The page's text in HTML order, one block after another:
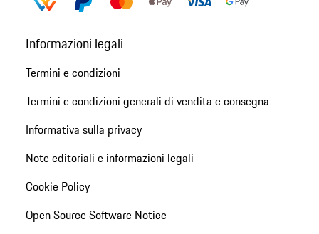
Informazioni legali
Termini e condizioni
Termini e condizioni generali di vendita e consegna
Informativa sulla privacy
Note editoriali e informazioni legali
Cookie Policy
Open Source Software Notice